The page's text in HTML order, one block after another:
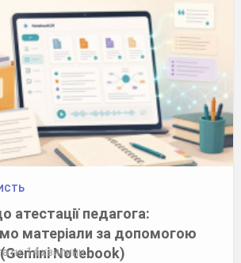
атестації педагога:
матеріали за допомогою
Notebook)
14 хвилини